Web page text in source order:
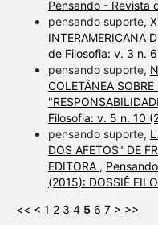
Pensando - Revista
pensando suporte,
INTERAMERICANA
de Filosofia: v. 3 n.
pensando suporte,
COLETÂNEA
Filosofia: v. 5 n. 10
pensando suporte,
DOS AFETOS" DE
EDITORA ,
(2015): DOSSIÊ
<< < 1 2 3 4 5 6 7 > >>